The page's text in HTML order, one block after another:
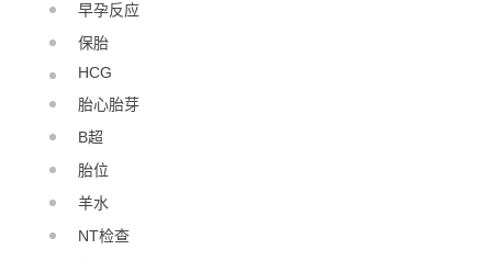
早孕反应
保胎
HCG
胎心胎芽
B超
胎位
羊水
NT检查